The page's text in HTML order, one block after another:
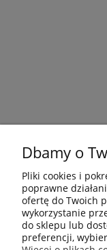
Dbamy o
Pliki cookies i
poprawne
ofertę do Twoich
wykorzystanie
do sklepu lub
preferencji,